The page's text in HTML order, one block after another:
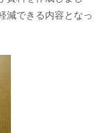
減できる内容となっ